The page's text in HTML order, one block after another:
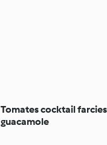
Tomates cocktail
guacamole